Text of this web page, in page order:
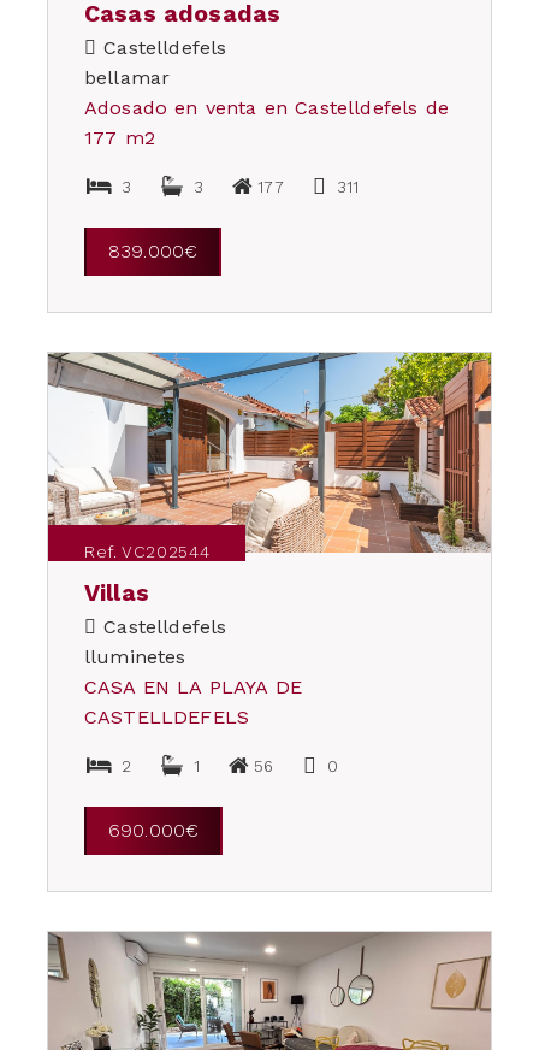
Casas adosadas
Castelldefels
bellamar
Adosado en venta en Castelldefels de
177 m2
3 3 177 311
839.000€
Ref. VC202544
Villas
Castelldefels
lluminetes
CASA EN LA PLAYA DE
CASTELLDEFELS
2 1 56 0
690.000€